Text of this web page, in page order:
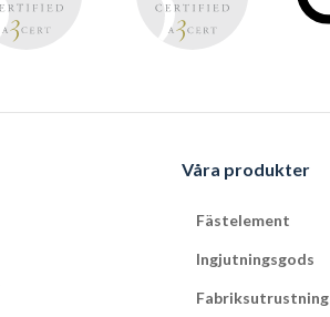
Våra produkter
Fästelement
Ingjutningsgods
Fabriksutrustning